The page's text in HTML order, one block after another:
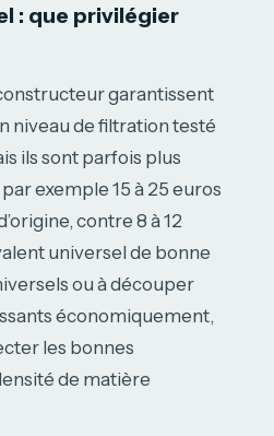
: que privilégier
garantissent
niveau de filtration testé
ils sont parfois plus
exemple 15 à 25 euros
contre 8 à 12
universel de bonne
ou à découper
économiquement,
les bonnes
de matière